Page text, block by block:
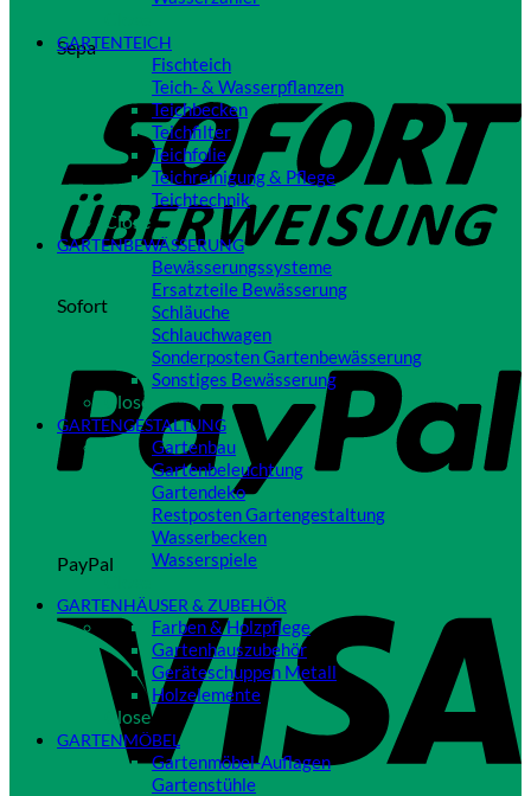
Sepa
Sofort
PayPal
GARTENTEICH
Fischteich
Teich- & Wasserpflanzen
Teichbecken
Teichfilter
Teichfolie
Teichreinigung & Pflege
Teichtechnik
Close
GARTENBEWÄSSERUNG
Bewässerungssysteme
Ersatzteile Bewässerung
Schläuche
Schlauchwagen
Sonderposten Gartenbewässerung
Sonstiges Bewässerung
Close
GARTENGESTALTUNG
Gartenbau
Gartenbeleuchtung
Gartendeko
Restposten Gartengestaltung
Wasserbecken
Wasserspiele
GARTENHÄUSER & ZUBEHÖR
Farben & Holzpflege
Gartenhauszubehör
Geräteschuppen Metall
Holzelemente
Close
GARTENMÖBEL
Gartenmöbel-Auflagen
Gartenstühle